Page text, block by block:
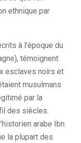
ethnique par
à l’époque du
témoignent
esclaves noirs et
musulmans
par la
des siècles.
arabe Ibn
la plupart des